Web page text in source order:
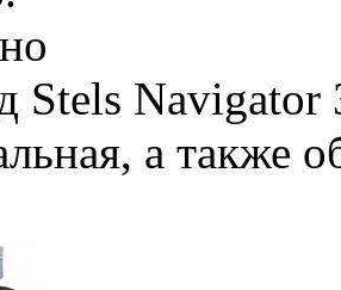
Stels
а также